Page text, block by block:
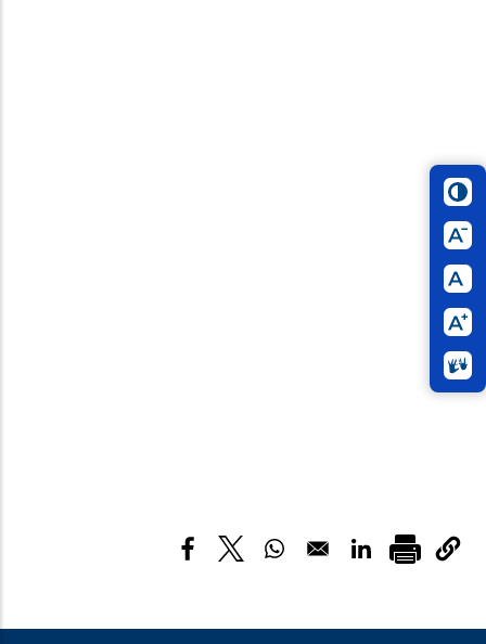
Opens in a new window
Opens in a new window
Opens in a new window
Opens in a new